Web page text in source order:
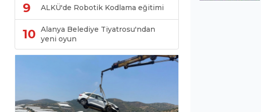
9 ALKÜ'de Robotik Kodlama eğitimi
10
Alanya Belediye Tiyatrosu'ndan
yeni oyun